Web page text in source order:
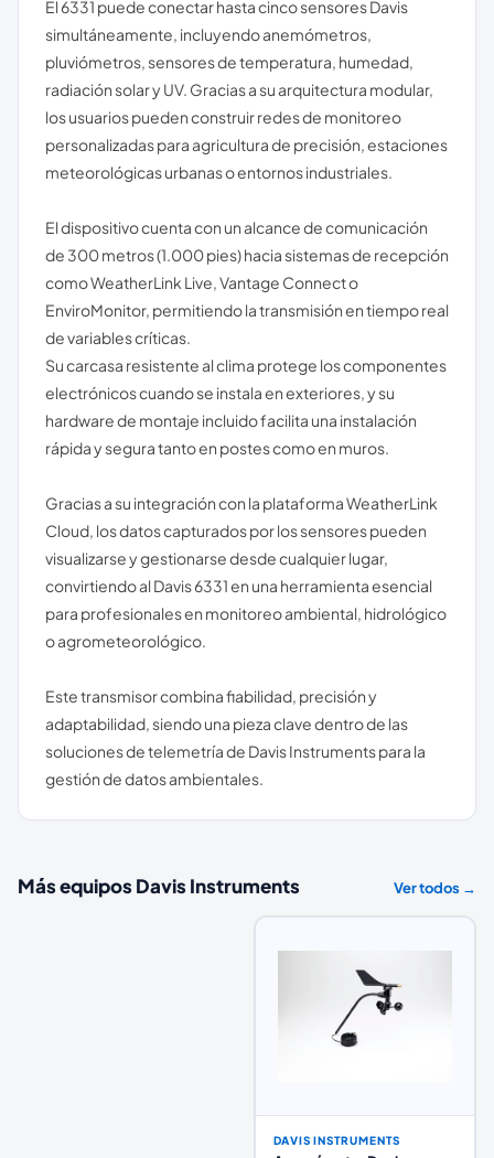
El 6331 puede conectar hasta cinco sensores Davis
simultáneamente, incluyendo anemómetros,
pluviómetros, sensores de temperatura, humedad,
radiación solar y UV. Gracias a su arquitectura modular,
los usuarios pueden construir redes de monitoreo
personalizadas para agricultura de precisión, estaciones
meteorológicas urbanas o entornos industriales.
El dispositivo cuenta con un alcance de comunicación
de 300 metros (1.000 pies) hacia sistemas de recepción
como WeatherLink Live, Vantage Connect o
EnviroMonitor, permitiendo la transmisión en tiempo real
de variables críticas.
Su carcasa resistente al clima protege los componentes
electrónicos cuando se instala en exteriores, y su
hardware de montaje incluido facilita una instalación
rápida y segura tanto en postes como en muros.
Gracias a su integración con la plataforma WeatherLink
Cloud, los datos capturados por los sensores pueden
visualizarse y gestionarse desde cualquier lugar,
convirtiendo al Davis 6331 en una herramienta esencial
para profesionales en monitoreo ambiental, hidrológico
o agrometeorológico.
Este transmisor combina fiabilidad, precisión y
adaptabilidad, siendo una pieza clave dentro de las
soluciones de telemetría de Davis Instruments para la
gestión de datos ambientales.
Más equiposDavis Instruments Ver todos →
DAVIS INSTRUMENTS